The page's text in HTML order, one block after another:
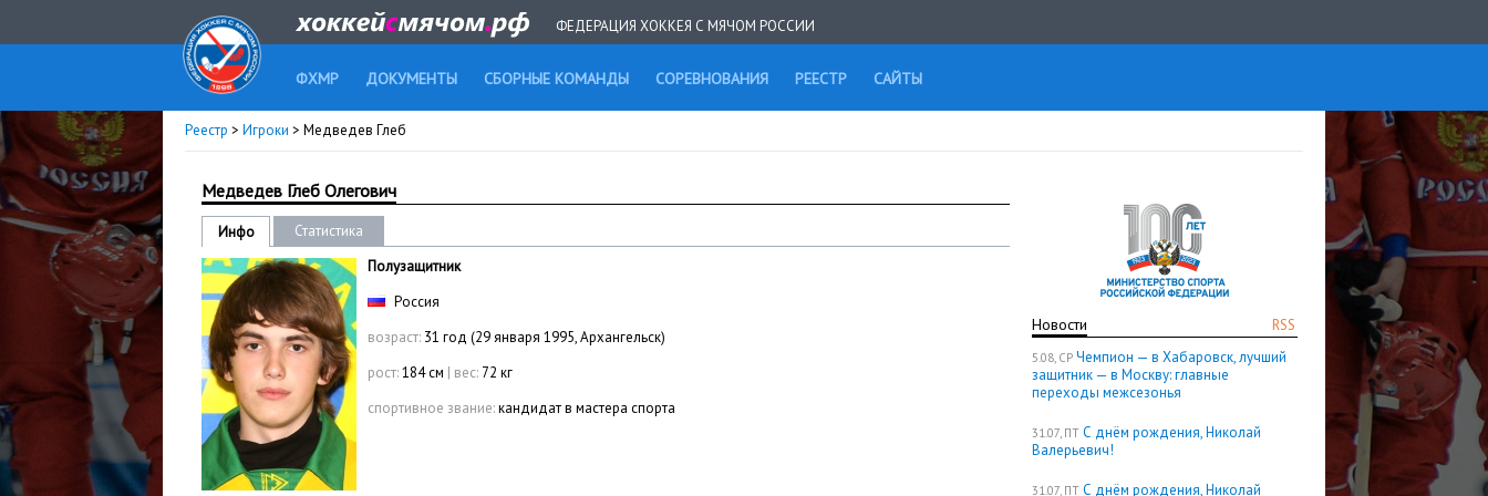
ФЕДЕРАЦИЯ ХОККЕЯ С МЯЧОМ РОССИИ
ФХМР ДОКУМЕНТЫ СБОРНЫЕ КОМАНДЫ СОРЕВНОВАНИЯ РЕЕСТР САЙТЫ
Реестр > Игроки > Медведев Глеб
RSS
Новости
5.08, СР Чемпион — в Хабаровск, лучший
защитник — в Москву: главные
переходы межсезонья
31.07, ПТ С днём рождения, Николай
Валерьевич!
31.07, ПТ С днём рождения, Николай
Медведев Глеб Олегович
Инфо
Статистика
Полузащитник
Россия
возраст: 31 год (29 января 1995, Архангельск)
рост:184 см | вес: 72 кг
спортивное звание:кандидат в мастера спорта